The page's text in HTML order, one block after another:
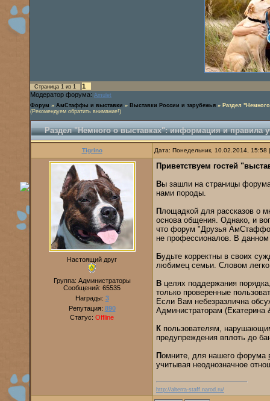
Страница 1 из 1
1
Модератор форума: Amulet
Форум » АмСтаффы и выставки » Выставки России и зарубежья » Раздел
(Рекомендуем обратить внимание!)
Раздел "Немного о выставках": информация и правила
Tigrino Дата: Понедельник, 10.02.2014,
Настоящий друг
Группа: Администраторы
Сообщений: 65535
Награды: 3
Репутация: 890
Статус: Offline
Приветствуем гостей
Вы зашли на страницы
нами породы.
Площадкой для рассказов о
основа общения. Однако, и
что форум "Друзья
не профессионалов. В
Будьте корректны в своих
любимец семьи. Словом
В целях поддержания
только проверенные
Если Вам небезразлична
Администраторам (Екатерина
К пользователям,
предупреждения вплоть до
Помните, для нашего форума
учитывая неоднозначное
http://alterra-staff.narod.ru/